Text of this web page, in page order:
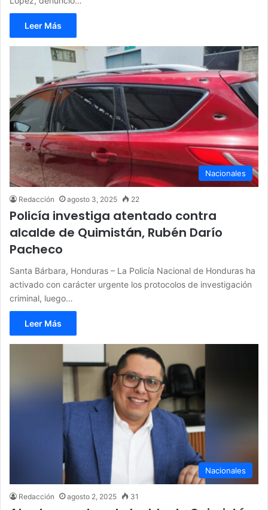
Leer Más
Nacionales
Redacción agosto 3, 2025 22
Policía investiga atentado contra
alcalde de Quimistán, Rubén Darío
Pacheco
Santa Bárbara, Honduras – La Policía Nacional de Honduras ha
activado con carácter urgente los protocolos de investigación
criminal, luego…
Leer Más
Nacionales
Redacción agosto 2, 2025 31